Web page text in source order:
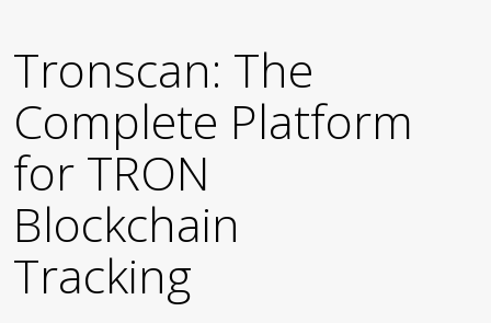
Tronscan: The
Complete Platform
for TRON
Blockchain
Tracking